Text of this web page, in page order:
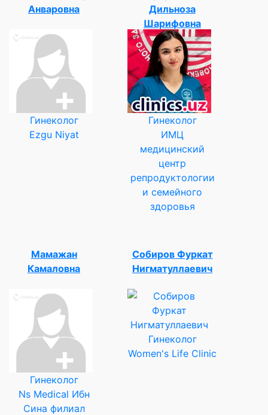
Анваровна
Гинеколог
Ezgu Niyat
Дильноза
Шарифовна
Гинеколог
ИМЦ
медицинский
центр
репродуктологии
и семейного
здоровья
Мамажан
Камаловна
Гинеколог
Ns Medical Ибн
Сина филиал
Собиров Фуркат
Нигматуллаевич
Гинеколог
Women's Life Clinic